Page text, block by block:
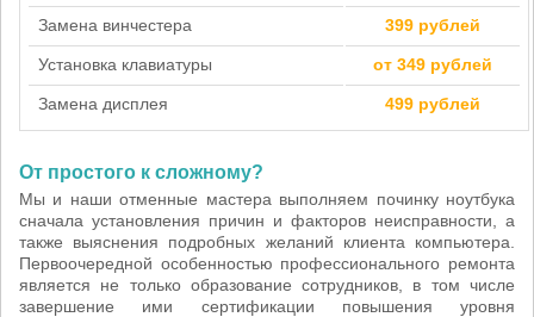
Замена винчестера 399 рублей
Установка клавиатуры от 349 рублей
Замена дисплея 499 рублей
От простого к сложному?
Мы и наши отменные мастера выполняем починку ноутбука
сначала установления причин и факторов неисправности, а
также выяснения подробных желаний клиента компьютера.
Первоочередной особенностью профессионального ремонта
является не только образование сотрудников, в том числе
завершение ими сертификации повышения уровня